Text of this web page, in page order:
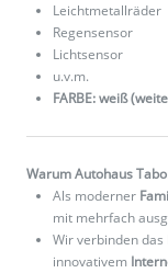
Leichtmetallräder
Regensensor
Lichtsensor
u.v.m.
FARBE: weiß
Warum Autohaus
Als moderner
mit mehrfach
Wir verbinden das
innovativem